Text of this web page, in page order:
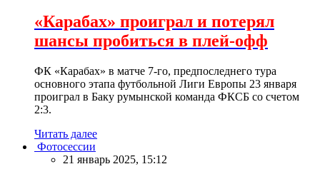
«Карабах» проиграл и потерял
шансы пробиться в плей-офф
ФК «Карабах» в матче 7-го, предпоследнего тура
основного этапа футбольной Лиги Европы 23 января
проиграл в Баку румынской команда ФКСБ со счетом
2:3.
Читать далее
Фотосессии
21 январь 2025, 15:12